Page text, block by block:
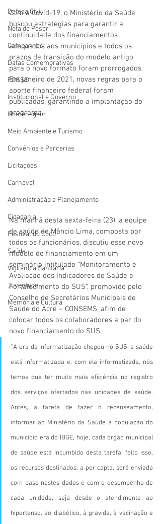
Defesa Civil
Nota de Pesar
Campanhas
Datas Comemorativas
POSSE
Institucional e Governo
Homenagem
Meio Ambiente e Turismo
Convênios e Parcerias
Licitações
Carnaval
Administração e Planejamento
Cidadania
Festival do Coco
Saúde
Vigilãncia Sanitária
Juventude
Memória e Cultura
Com a Covid-19, o Ministério da Saúde
buscou estratégias para garantir a
continuidade dos financiamentos
adequados aos municípios e todos os
prazos de transição do modelo antigo
para o novo formato foram prorrogados.
Em janeiro de 2021, novas regras para o
aporte financeiro federal foram
publicadas, garantindo a implantação do
programa.
Na manhã desta sexta-feira (23), a equipe
de saúde de Mâncio Lima, composta por
todos os funcionários, discutiu esse novo
modelo de financiamento em um
seminário intitulado “Monitoramento e
Avaliação dos Indicadores de Saúde e
Fortalecimento do SUS”, promovido pelo
Conselho de Secretários Municipais de
Saúde do Acre – CONSEMS, afim de
colocar todos os colaboradores a par do
novo financiamento do SUS.
“A era da informatização chegou no SUS, a saúde
está informatizada e, com ela informatizada, nós
temos que ter muito mais eficiência no registro
dos serviços ofertados nas unidades de saúde.
Antes, a tarefa de fazer o recenseamento,
informar ao Ministério da Saúde a população do
município era do IBGE, hoje, cada órgão municipal
de saúde está incumbido desta tarefa, feito isso,
os recursos destinados, a per capta, será enviada
com base nestes dados e com o desempenho de
cada unidade, seja desde o atendimento ao
hipertenso, ao diabético, à gravida, à vacinação e